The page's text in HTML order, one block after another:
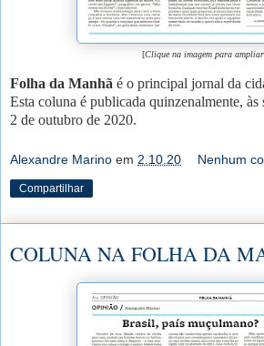
[Clique na imagem para ampliar
Folha da Manhã é o principal jornal da
Esta coluna é publicada quinzenalmente, às
2 de outubro de 2020.
Alexandre Marino em 2.10.20 Nenhum
Compartilhar
COLUNA NA FOLHA DA